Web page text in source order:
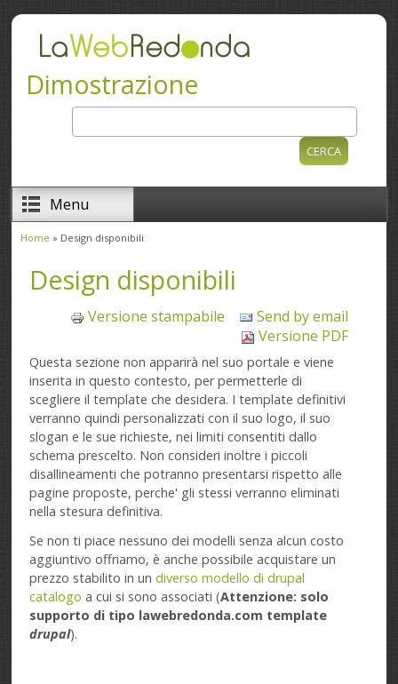
Salta al contenuto principale
Dimostrazione
Form di ricerca
Menu
Home » Design disponibili
Design disponibili
Versione stampabile
Send by email
Versione PDF
Questa sezione non apparirà nel suo portale e viene
inserita in questo contesto, per permetterle di
scegliere il template che desidera. I template definitivi
verranno quindi personalizzati con il suo logo, il suo
slogan e le sue richieste, nei limiti consentiti dallo
schema prescelto. Non consideri inoltre i piccoli
disallineamenti che potranno presentarsi rispetto alle
pagine proposte, perche' gli stessi verranno eliminati
nella stesura definitiva.
Se non ti piace nessuno dei modelli senza alcun costo
aggiuntivo offriamo, è anche possibile acquistare un
prezzo stabilito in undiverso modello di drupal
catalogo a cui si sono associati (Attenzione: solo
supporto di tipo lawebredonda.com template
drupal).